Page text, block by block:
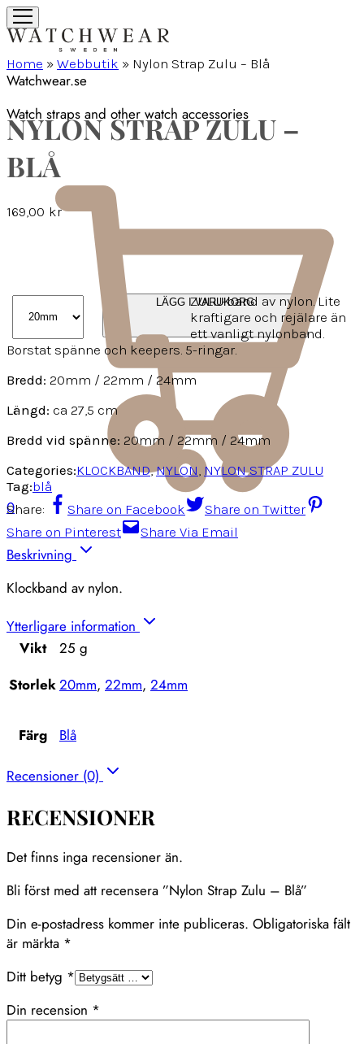
Watchwear.se
Watch straps and other watch accessories
0
Home » Webbutik » Nylon Strap Zulu – Blå
NYLON STRAP ZULU –
BLÅ
169,00 kr
LÄGG I VARUKORG
ZULU-band av nylon. Lite
kraftigare och rejälare än
ett vanligt nylonband.
Borstat spänne och keepers. 5-ringar.
Bredd: 20mm / 22mm / 24mm
Längd: ca 27,5 cm
Bredd vid spänne: 20mm / 22mm / 24mm
Categories:KLOCKBAND,NYLON NYLON STRAP ZULU
Tag:blå
Share:
Share on Facebook
Share on Twitter
Share on Pinterest
Share Via Email
Beskrivning
Klockband av nylon.
Ytterligare information
Vikt
25 g
Storlek20mm, 22mm, 24mm
Färg Blå
Recensioner (0)
RECENSIONER
Det finns inga recensioner än.
Bli först med att recensera ”Nylon Strap Zulu – Blå”
Din e-postadress kommer inte publiceras. Obligatoriska fält
är märkta *
Ditt betyg *
Din recension *